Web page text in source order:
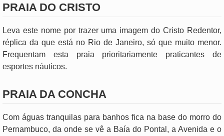
PRAIA DO CRISTO
Leva este nome por trazer uma imagem do Cristo Redentor,
réplica da que está no Rio de Janeiro, só que muito menor.
Frequentam esta praia prioritariamente praticantes de
esportes náuticos.
PRAIA DA CONCHA
Com águas tranquilas para banhos fica na base do morro do
Pernambuco, da onde se vê a Baía do Pontal, a Avenida e o